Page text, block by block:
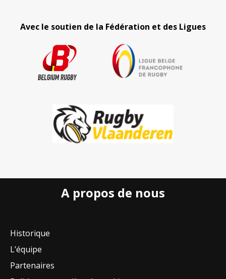
Avec le soutien de la Fédération et des Ligues
A propos de nous
Historique
L’équipe
Partenaires